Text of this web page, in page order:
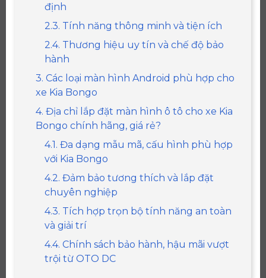
định
2.3. Tính năng thông minh và tiện ích
2.4. Thương hiệu uy tín và chế độ bảo
hành
3. Các loại màn hình Android phù hợp cho
xe Kia Bongo
4. Địa chỉ lắp đặt màn hình ô tô cho xe Kia
Bongo chính hãng, giá rẻ?
4.1. Đa dạng mẫu mã, cấu hình phù hợp
với Kia Bongo
4.2. Đảm bảo tương thích và lắp đặt
chuyên nghiệp
4.3. Tích hợp trọn bộ tính năng an toàn
và giải trí
4.4. Chính sách bảo hành, hậu mãi vượt
trội từ OTO DC